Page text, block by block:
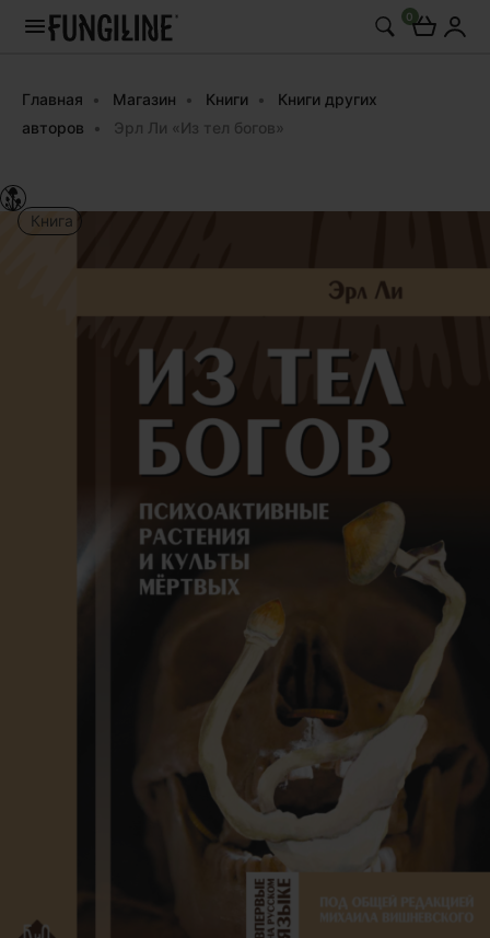
0
Главная Магазин Книги
Книги других
авторов
Эрл Ли «Из тел богов»
Книга